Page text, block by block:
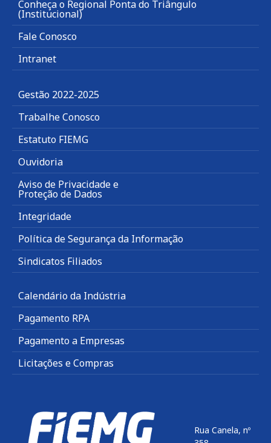
Conheça o Regional Ponta do Triângulo
(Institucional)
Fale Conosco
Intranet
Gestão 2022-2025
Trabalhe Conosco
Estatuto FIEMG
Ouvidoria
Aviso de Privacidade e
Proteção de Dados
Integridade
Política de Segurança da Informação
Sindicatos Filiados
Calendário da Indústria
Pagamento RPA
Pagamento a Empresas
Licitações e Compras
Rua Canela, nº